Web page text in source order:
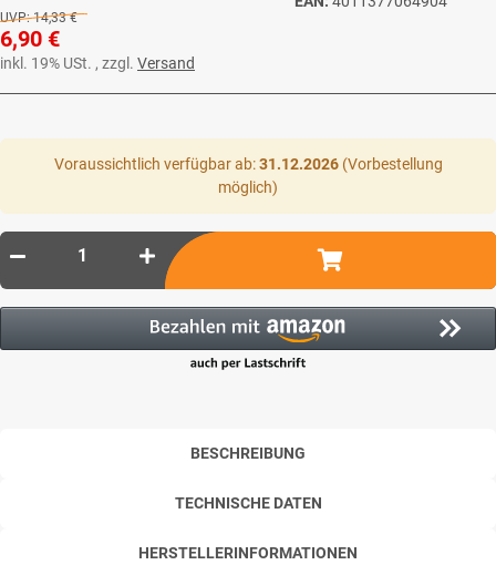
UVP: 14,33 €
6,90 €
inkl. 19% USt. , zzgl. Versand
Voraussichtlich verfügbar ab:31.12.2026(Vorbestellung
möglich)
BESCHREIBUNG
TECHNISCHE DATEN
HERSTELLERINFORMATIONEN